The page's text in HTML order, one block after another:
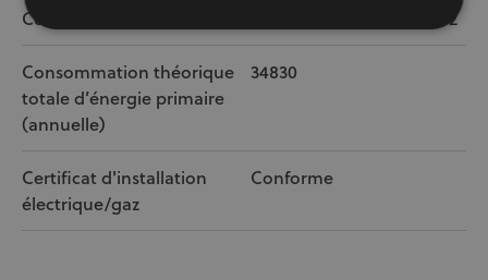
Code unique PEB 20260413‐0000749953‐01‐2
Consommation théorique
totale d’énergie primaire
(annuelle)
34830
Certificat d'installation
électrique/gaz
Conforme